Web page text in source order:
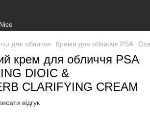
для обличчя Креми для обличчя PSA
крем для обличчя PSA
DIOIC &
CLARIFYING CREAM
відгук